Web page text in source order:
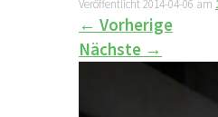
Veröffentlicht2014-04-06 am
← Vorherige
Nächste →